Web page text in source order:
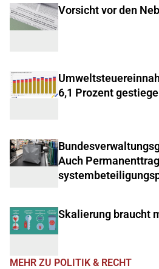
Vorsicht vor den
6,1 Prozent
Auch
Skalierung braucht
MEHR ZU POLITIK & RECHT